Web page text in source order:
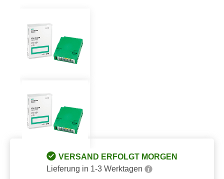
VERSAND ERFOLGT MORGEN
Lieferung in 1-3 Werktagen